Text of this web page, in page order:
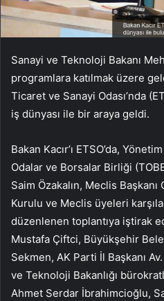
Sanayi ve Teknoloji Bakanı
programlara katılmak üzere
Ticaret ve Sanayi Odası’nda
iş dünyası ile bir araya geldi.
Bakan Kacır’ı ETSO’da,
Odalar ve Borsalar Birliği
Saim Özakalın, Meclis Başkanı
Kurulu ve Meclis üyeleri
düzenlenen toplantıya iştirak
Mustafa Çiftci, Büyükşehir
Sekmen, AK Parti İl Başkanı
ve Teknoloji Bakanlığı
Ahmet Serdar İbrahimcioğlu,